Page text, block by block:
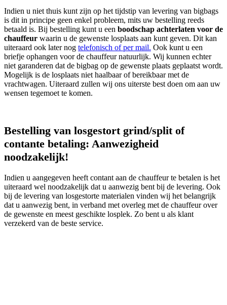
Indien u niet thuis kunt zijn op het tijdstip van levering van bigbags
is dit in principe geen enkel probleem, mits uw bestelling reeds
betaald is. Bij bestelling kunt u een boodschap achterlaten voor de
chauffeur waarin u de gewenste losplaats aan kunt geven. Dit kan
uiteraard ook later nog telefonisch of per mail. Ook kunt u een
briefje ophangen voor de chauffeur natuurlijk. Wij kunnen echter
niet garanderen dat de bigbag op de gewenste plaats geplaatst wordt.
Mogelijk is de losplaats niet haalbaar of bereikbaar met de
vrachtwagen. Uiteraard zullen wij ons uiterste best doen om aan uw
wensen tegemoet te komen.
Bestelling van losgestort grind/split of
contante betaling: Aanwezigheid
noodzakelijk!
Indien u aangegeven heeft contant aan de chauffeur te betalen is het
uiteraard wel noodzakelijk dat u aanwezig bent bij de levering. Ook
bij de levering van losgestorte materialen vinden wij het belangrijk
dat u aanwezig bent, in verband met overleg met de chauffeur over
de gewenste en meest geschikte losplek. Zo bent u als klant
verzekerd van de beste service.